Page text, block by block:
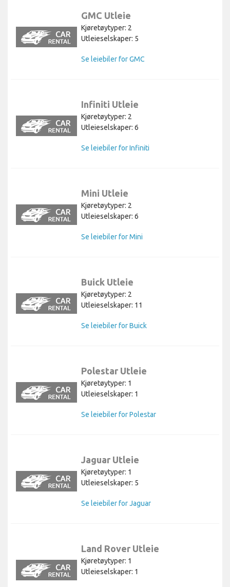
GMC Utleie
Kjøretøytyper: 2
Utleieselskaper: 5
Se leiebiler for GMC
Infiniti Utleie
Kjøretøytyper: 2
Utleieselskaper: 6
Se leiebiler for Infiniti
Mini Utleie
Kjøretøytyper: 2
Utleieselskaper: 6
Se leiebiler for Mini
Buick Utleie
Kjøretøytyper: 2
Utleieselskaper: 11
Se leiebiler for Buick
Polestar Utleie
Kjøretøytyper: 1
Utleieselskaper: 1
Se leiebiler for Polestar
Jaguar Utleie
Kjøretøytyper: 1
Utleieselskaper: 5
Se leiebiler for Jaguar
Land Rover Utleie
Kjøretøytyper: 1
Utleieselskaper: 1